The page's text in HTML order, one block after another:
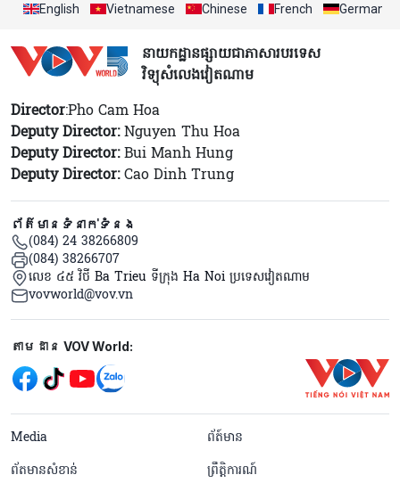
English Vietnamese Chinese French German
នាយកដ្ឋានផ្សាយជាភាសារបរទេស
វិទ្យុសំលេងវៀតណាម
Director:Pho Cam Hoa
Deputy Director:Nguyen Thu Hoa
Deputy Director:Bui Manh Hung
Deputy Director:Cao Dinh Trung
ព័ត៌មានទំនាក់ទំនង
(084) 24 38266809
(084) 38266707
លេខ ៤៥ វិថី Ba Trieu ទីក្រុង Ha Noi ប្រទេសវៀតណាម
vovworld@vov.vn
Mạng xã hội
តាមដាន VOV World:
menu footer tiếng Khmer
Media
ព័ត៍មាន
ព័តមានសំខាន់
ព្រឹត្តិការណ៍